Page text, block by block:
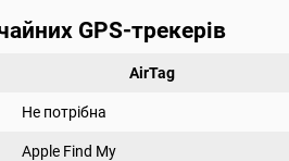
GPS-трекерів
AirTag
Не потрібна
Apple Find My